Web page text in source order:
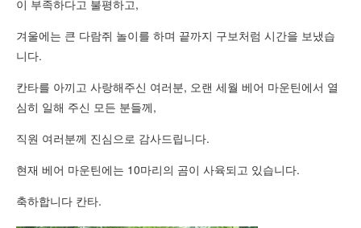
이 부족하다고 불평하고,
겨울에는 큰 다람쥐 놀이를 하며 끝까지 구보처럼 시간을 보냈습
니다.
칸타를 아끼고 사랑해주신 여러분, 오랜 세월 베어 마운틴에서 열
심히 일해 주신 모든 분들께,
직원 여러분께 진심으로 감사드립니다.
현재 베어 마운틴에는 10마리의 곰이 사육되고 있습니다.
축하합니다 칸타.